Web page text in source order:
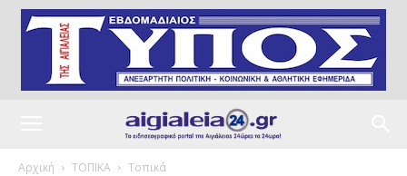
Αρχική ΤΟΠΙΚΑ Τοπικά